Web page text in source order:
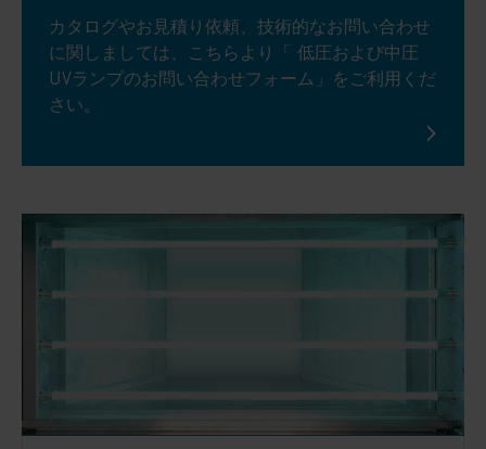
カタログやお見積り依頼、技術的なお問い合わせ
に関しましては、こちらより「 低圧および中圧
UVランプのお問い合わせフォーム」をご利用くだ
さい。